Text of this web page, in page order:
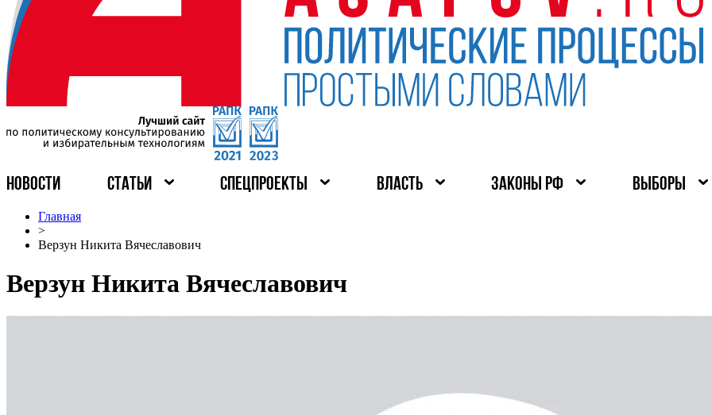
НОВОСТИ СТАТЬИ СПЕЦПРОЕКТЫ ВЛАСТЬ ЗАКОНЫ РФ ВЫБОРЫ
Главная
>
Верзун Никита Вячеславович
Верзун Никита Вячеславович